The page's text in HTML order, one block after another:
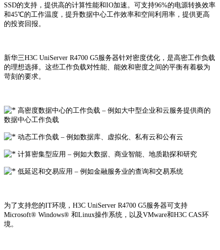
SSD的支持，提供高的计算性能和IO加速。可支持96%的电源转换效率
和45℃的工作温度，提升数据中心工作效率和空间利用率，提供更高
的投资回报。
新华三H3C UniServer R4700 G5服务器针对密度优化，是高密工作负载
的理想选择。这些工作负载对性能、能效和密度之间的平衡有着极为
苛刻的要求。
高密度数据中心的工作负载 – 例如大中型企业和云服务提供商的
数据中心工作负载
动态工作负载 – 例如数据库、虚拟化、私有云和公有云
计算密集型应用 – 例如大数据、商业智能、地质勘探和研究
低延迟和交易应用 – 例如金融服务业的查询和交易系统
为了支持您的IT环境，H3C UniServer R4700 G5服务器可支持
Microsoft® Windows® 和Linux操作系统，以及VMware和H3C CAS环
境。